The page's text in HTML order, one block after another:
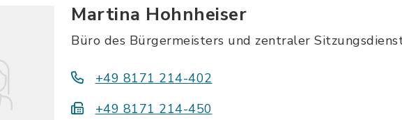
Martina Hohnheiser
Büro des Bürgermeisters und zentraler
+49 8171 214-402
+49 8171 214-450